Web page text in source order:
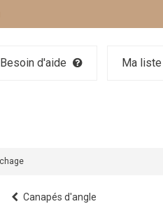
Besoin d'aide Ma liste
Canapés d'angle